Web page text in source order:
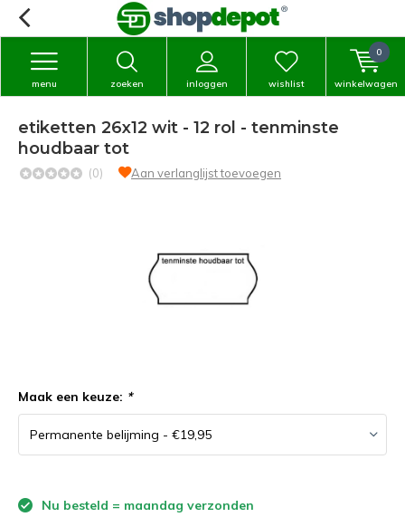
zoeken inloggen
menu wishlist winkelwagen
0
etiketten 26x12 wit - 12 rol - tenminste
houdbaar tot
(0) Aan verlanglijst toevoegen
Maak een keuze: *
Nu besteld = maandag verzonden